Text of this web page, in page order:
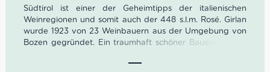
Südtirol ist einer der Geheimtipps der italienischen
Weinregionen und somit auch der 448 s.l.m. Rosé. Girlan
wurde 1923 von 23 Weinbauern aus der Umgebung von
Bozen gegründet. Ein traumhaft schöner Bauernhof aus